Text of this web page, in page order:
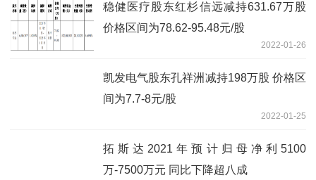
稳健医疗股东红杉信远减持631.67万股
价格区间为78.62-95.48元/股
2022-01-26
凯发电气股东孔祥洲减持198万股 价格区
间为7.7-8元/股
2022-01-25
拓斯达2021年预计归母净利5100
万-7500万元 同比下降超八成